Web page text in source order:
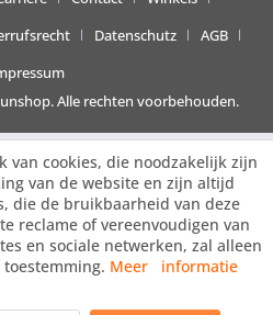
Datenschutz
AGB
Alle rechten voorbehouden.
van cookies, die noodzakelijk zijn
van de website en zijn altijd
die de bruikbaarheid van deze
reclame of vereenvoudigen van
en sociale netwerken, zal alleen
Meer informatie